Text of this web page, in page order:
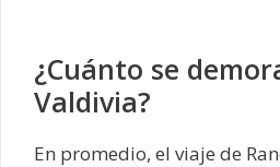
¿Cuánto se
Valdivia?
En promedio, el viaje de